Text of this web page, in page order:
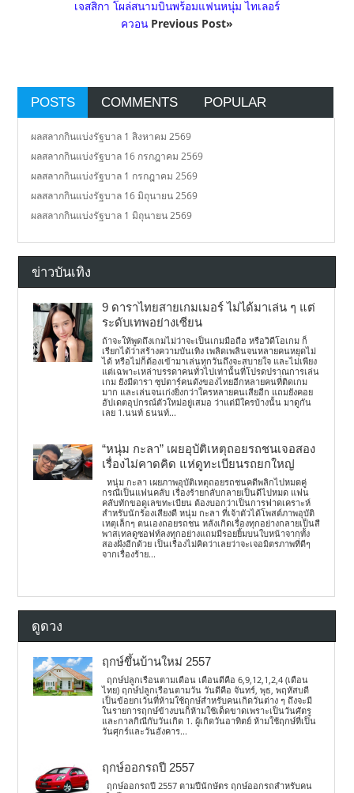
เจสสิกา โผล่สนามบินพร้อมแฟนหนุ่ม ไทเลอร์
ควอนPrevious Post»
POSTS COMMENTS POPULAR
ผลสลากกินแบ่งรัฐบาล 1 สิงหาคม 2569
ผลสลากกินแบ่งรัฐบาล 16 กรกฎาคม 2569
ผลสลากกินแบ่งรัฐบาล 1 กรกฎาคม 2569
ผลสลากกินแบ่งรัฐบาล 16 มิถุนายน 2569
ผลสลากกินแบ่งรัฐบาล 1 มิถุนายน 2569
ข่าวบันเทิง
9 ดาราไทยสายเกมเมอร์ ไม่ได้มาเล่น ๆ แต่
ระดับเทพอย่างเซียน
ถ้าจะให้พูดถึงเกมไม่ว่าจะเป็นเกมมือถือ หรือวิดีโอเกม ก็
เรียกได้ว่าสร้างความบันเทิง เพลิดเพลินจนหลายคนหยุดไม่
ได้ หรือไม่ก็ต้องเข้ามาเล่นทุกวันถึงจะสบายใจ และไม่เพียง
แต่เฉพาะเหล่าบรรดาคนทั่วไปเท่านั้นที่โปรดปราณการเล่น
เกม ยังมีดารา ซุปตาร์คนดังของไทยอีกหลายคนที่ติดเกม
มาก และเล่นจนเก่งยิ่งกว่าใครหลายคนเสียอีก แถมยังคอย
อัปเดตอุปกรณ์ตัวใหม่อยู่เสมอ ว่าแต่มีใครบ้างนั้น มาดูกัน
เลย 1.นนท์ ธนนท์...
“หนุ่ม กะลา” เผยอุบัติเหตุถอยรถชนเจอสอง
เรื่องไม่คาดคิด แห่ดูทะเบียนรถยกใหญ่
หนุ่ม กะลา เผยภาพอุบัติเหตุถอยรถชนคดีพลิกไปหมดคู่
กรณีเป็นแฟนคลับ เรื่องร้ายกลับกลายเป็นดีไปหมด แฟน
คลับทักขอดูเลขทะเบียน ต้องบอกว่าเป็นการฟาดเคราะห์
สำหรับนักร้องเสียงดี หนุ่ม กะลา ที่เจ้าตัวได้โพสต์ภาพอุบัติ
เหตุเล็กๆ ตนเองถอยรถชน หลังเกิดเรื่องทุกอย่างกลายเป็นสี
พาสเทลดูซอฟท์ลงทุกอย่างแถมมีรอยยิ้มบนใบหน้าจากทั้ง
สองฝั่งอีกด้วย เป็นเรื่องไม่คิดว่าเลยว่าจะเจอมิตรภาพที่ดีๆ
จากเรื่องร้าย...
ดูดวง
ฤกษ์ขึ้นบ้านใหม่ 2557
ฤกษ์ปลูกเรือนตามเดือน เดือนดีคือ 6,9,12,1,2,4 (เดือน
ไทย) ฤกษ์ปลูกเรือนตามวัน วันดีคือ จันทร์, พุธ, พฤหัสบดี
เป็นข้อยกเว้นที่ห้ามใช้ฤกษ์สำหรับคนเกิดวันต่าง ๆ ถึงจะมี
ในรายการฤกษ์ข้างบนก็ห้ามใช้เด็ดขาดเพราะเป็นวันศัตรู
และกาลกิณีกับวันเกิด 1. ผู้เกิดวันอาทิตย์ ห้ามใช้ฤกษ์ที่เป็น
วันศุกร์และวันอังคาร...
ฤกษ์ออกรถปี 2557
ฤกษ์ออกรถปี 2557 ตามปีนักษัตร ฤกษ์ออกรถสำหรับคน